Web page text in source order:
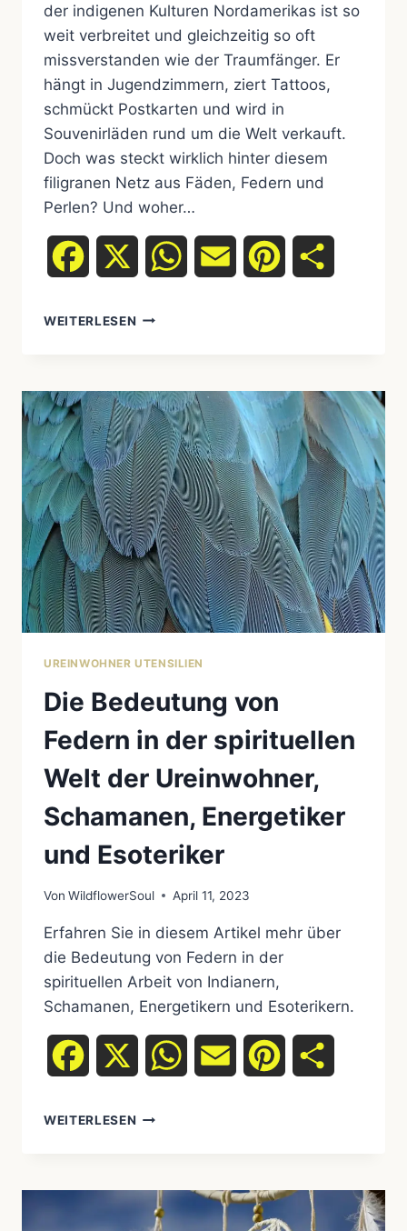
der indigenen Kulturen Nordamerikas ist so
weit verbreitet und gleichzeitig so oft
missverstanden wie der Traumfänger. Er
hängt in Jugendzimmern, ziert Tattoos,
schmückt Postkarten und wird in
Souvenirläden rund um die Welt verkauft.
Doch was steckt wirklich hinter diesem
filigranen Netz aus Fäden, Federn und
Perlen? Und woher…
Facebook WhatsAppEmail Pinterest
WEITERLESEN TRAUMFÄNGER:
WAS
WIRKLICH
DAHINTERSTECKT
UREINWOHNER UTENSILIEN
Die Bedeutung von
Federn in der spirituellen
Welt der Ureinwohner,
Schamanen, Energetiker
und Esoteriker
Von WildflowerSoul April 11, 2023
Erfahren Sie in diesem Artikel mehr über
die Bedeutung von Federn in der
spirituellen Arbeit von Indianern,
Schamanen, Energetikern und Esoterikern.
Facebook WhatsAppEmail Pinterest
WEITERLESEN DIE
IN
DER